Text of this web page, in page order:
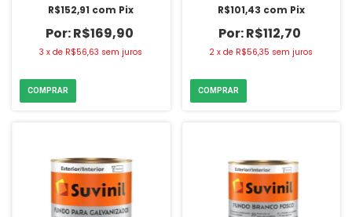
R$169,90
R$152,91 com Pix
3 xde R$56,63 sem juros
R$112,70
R$101,43 com Pix
2 xde R$56,35 sem juros